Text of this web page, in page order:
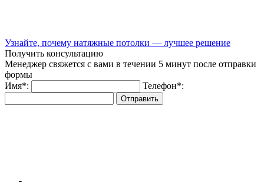
Узнайте, почему натяжные потолки — лучшее решение
Получить консультацию
Менеджер свяжется с вами в течении 5 минут после отправки
формы
Имя*: Телефон*:
Отправить